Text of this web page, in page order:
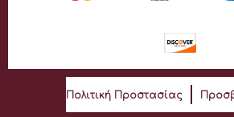
Πολιτική Προστασίας